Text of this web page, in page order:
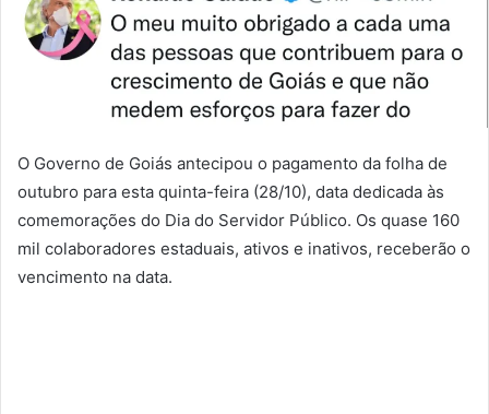
O Governo de Goiás antecipou o pagamento da folha de
outubro para esta quinta-feira (28/10), data dedicada às
comemorações do Dia do Servidor Público. Os quase 160
mil colaboradores estaduais, ativos e inativos, receberão o
vencimento na data.